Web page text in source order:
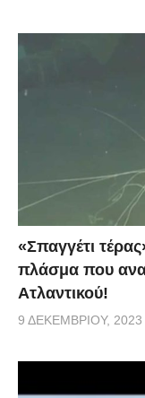
«Σπαγγέτι
πλάσμα που
Ατλαντικού!
9 ΔΕΚΕΜΒΡΊΟΥ, 2023